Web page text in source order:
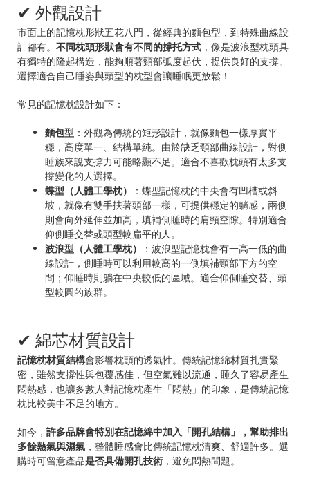
✔ 外觀設計
市面上的記憶枕形狀五花八門，從經典的麵包型，到特殊曲線設
計都有。 不同枕頭形狀會有不同的撐托方式 ，像是波浪型枕頭具
有獨特的隆起構造，能夠順著頸部弧度起伏，提供良好的支撐。
選擇適合自己睡姿與頭型的枕型會讓睡眠更放鬆！
常見的記憶枕設計如下：
麵包型 ：外觀為傳統的矩形設計，就像麵包一樣厚實平
穩，高度單一、結構單純。由於缺乏頸部曲線設計，對側
睡族來說支撐力可能略顯不足。適合不喜歡枕頭有太多支
撐變化的人選擇。
蝶型（人體工學枕）
：蝶型記憶枕的中央會有凹槽或斜
坡，就像有雙手扶著頭部一樣，可提供穩定的躺感，兩側
則會向外延伸並加高，填補側睡時的肩頸空隙。特別適合
仰側睡交替或頭型較扁平的人。
波浪型（人體工學枕）
：波浪型記憶枕會有一高一低的曲
線設計，側睡時可以利用較高的一側填補頸部下方的空
間；仰睡時則躺在中央較低的區域。適合仰側睡交替、頭
型較圓的族群。
✔ 綿芯材質設計
記憶枕材質結構會影響枕頭的透氣性。傳統記憶綿材質扎實緊
密，雖然支撐性與包覆感佳，但空氣難以流通，睡久了容易產生
悶熱感，也讓多數人對記憶枕產生「悶熱」的印象，是傳統記憶
枕比較美中不足的地方。
如今， 許多品牌會特別在記憶綿中加入「開孔結構」，幫助排出
多餘熱氣與濕氣 ，整體睡感會比傳統記憶枕清爽、舒適許多。選
購時可留意產品是否具備開孔技術 ，避免悶熱問題。